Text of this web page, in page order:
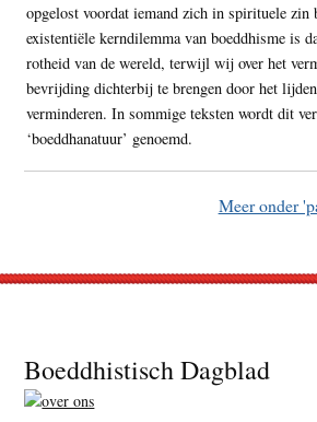
opgelost voordat iemand zich in spirituele zin
existentiële kerndilemma van boeddhisme is
rotheid van de wereld, terwijl wij over het
bevrijding dichterbij te brengen door het
verminderen. In sommige teksten wordt dit
‘boeddhanatuur’ genoemd.
Meer onder
Footer
Boeddhistisch Dagblad